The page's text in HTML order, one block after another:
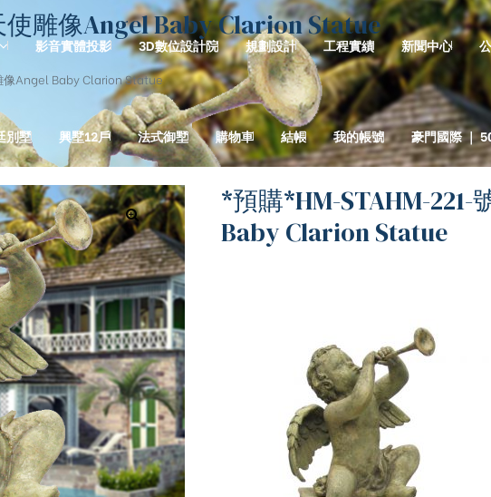
影音實體投影 3D數位設計院 規劃設計 工程實績 新聞中心
別墅 興墅12戶 法式御墅 購物車 結帳 我的帳號 豪門國際 ｜
雕像Angel Baby Clarion Statue
Angel Baby Clarion Statue
*預購*HM-STAHM-
Baby Clarion Statue